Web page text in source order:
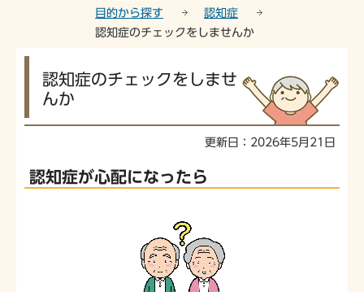
目的から探す
認知症
認知症のチェックをしませんか
こ
認知症のチェックをしませ
んか
更新日：2026年5月21日
認知症が心配になったら